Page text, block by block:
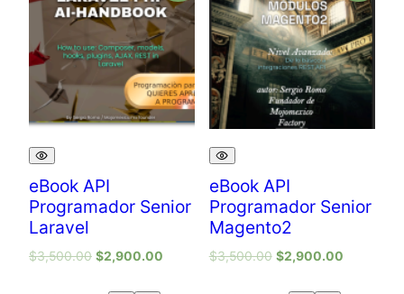
eBook API
Programador Senior
Laravel
$3,500.00 $2,900.00
eBook API
Programador Senior
Magento2
$3,500.00 $2,900.00